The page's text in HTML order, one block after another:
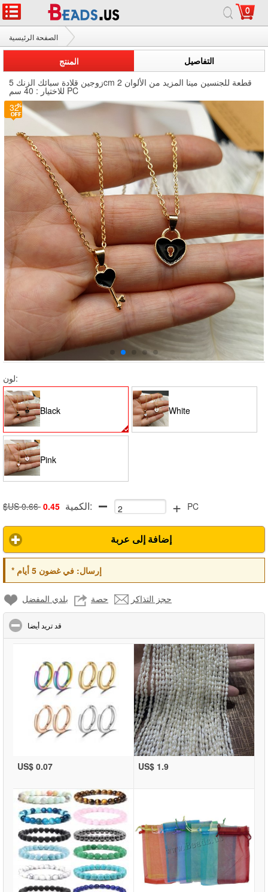
0
الصفحة الرئيسية
المنتج
التفاصيل
زوجين قلادة سبائك الزنك 5cm 2 قطعة للجنسين مينا المزيد من الألوان
للاختيار : 40 سم PC
32
لون:
Black White
Pink
$US 0.66 0.45 الكمية: + PC
إضافة إلى عربة
* إرسال:في غضون 5 أيام
بلدي المفضل حصة حجز التذاكر
قد تريد أيضا
US$ 0.07 US$ 1.9